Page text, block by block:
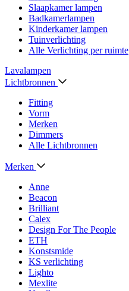
Slaapkamer lampen
Badkamerlampen
Kinderkamer lampen
Tuinverlichting
Alle Verlichting per ruimte
Lavalampen
Lichtbronnen
Fitting
Vorm
Merken
Dimmers
Alle Lichtbronnen
Merken
Anne
Beacon
Brilliant
Calex
Design For The People
ETH
Konstsmide
KS verlichting
Lighto
Mexlite